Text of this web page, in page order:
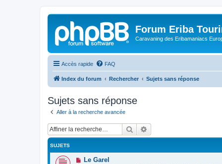
Forum Eriba
Caravaning des Eribamaniacs
Accès rapide FAQ
Index du forum Rechercher Sujets sans réponse
Sujets sans réponse
Aller à la recherche avancée
Rechercher
SUJETS
NLe Garel